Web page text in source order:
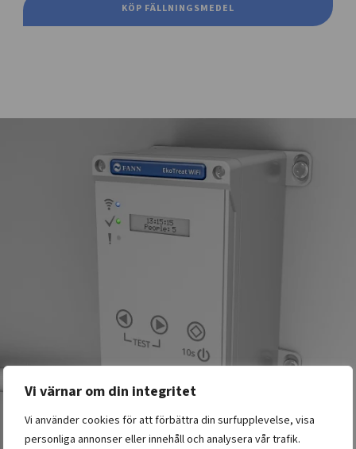
Vi värnar om din integritet
Vi använder cookies för att förbättra din surfupplevelse, visa
personliga annonser eller innehåll och analysera vår trafik.
KÖP FÄLLNINGSMEDEL